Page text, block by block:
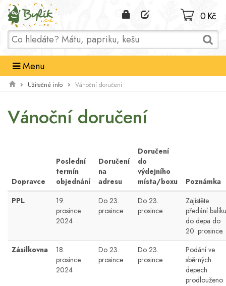
Domů
0 Kč
Menu
Užitečné info Vánoční doručení
Vánoční doručení
Dopravce
Poslední
termín
objednání
Doručení
na
adresu
Doručení
do
výdejního
místa/boxu
Poznámka
PPL
19.
prosince
2024
Do 23.
prosince
Do 23.
prosince
Zajistěte
předání balíku
do depa do
20. prosince.
Zásilkovna
18.
prosince
2024
Do 23.
prosince
Do 23.
prosince
Podání ve
sběrných
depech
prodlouženo